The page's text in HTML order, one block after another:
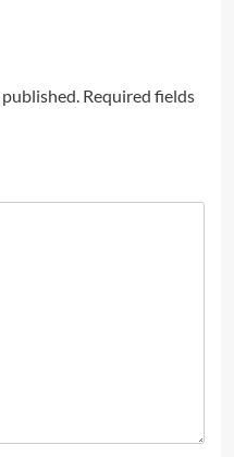
Required fields